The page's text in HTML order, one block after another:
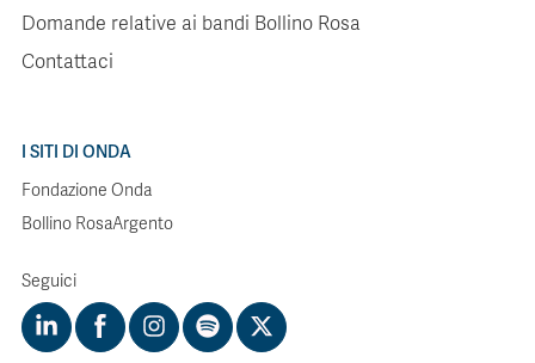
Domande relative ai bandi Bollino Rosa
Contattaci
I SITI DI ONDA
Fondazione Onda
Bollino RosaArgento
Seguici